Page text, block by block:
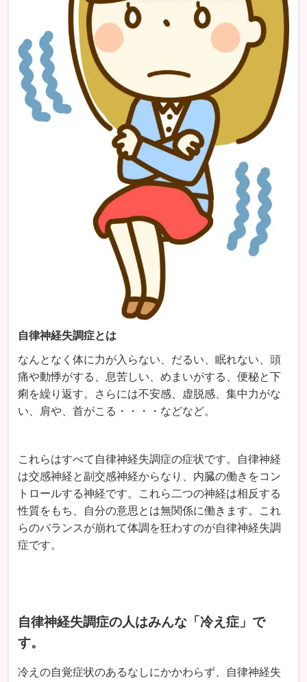
自律神経失調症とは
なんとなく体に力が入らない、だるい、眠れない、頭
痛や動悸がする、息苦しい、めまいがする、便秘と下
痢を繰り返す。さらには不安感、虚脱感、集中力がな
い、肩や、首がこる・・・・などなど。
これらはすべて自律神経失調症の症状です。自律神経
は交感神経と副交感神経からなり、内臓の働きをコン
トロールする神経です。これら二つの神経は相反する
性質をもち、自分の意思とは無関係に働きます。これ
らのバランスが崩れて体調を狂わすのが自律神経失調
症です。
自律神経失調症の人はみんな「冷え症」で
す。
冷えの自覚症状のあるなしにかかわらず、自律神経失